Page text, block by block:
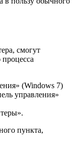
смогут
(Windows 7)
управления»
пункта,